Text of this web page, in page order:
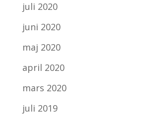
juli 2020
juni 2020
maj 2020
april 2020
mars 2020
juli 2019